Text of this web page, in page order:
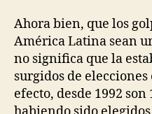
Ahora bien, que los
América Latina sean
no significa que la
surgidos de elecciones
efecto, desde 1992